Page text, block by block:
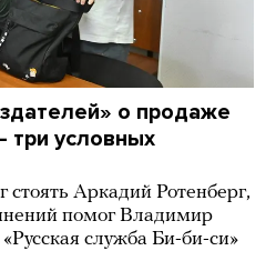
о продаже
три условных
Аркадий Ротенберг,
помог Владимир
служба Би-би-си»